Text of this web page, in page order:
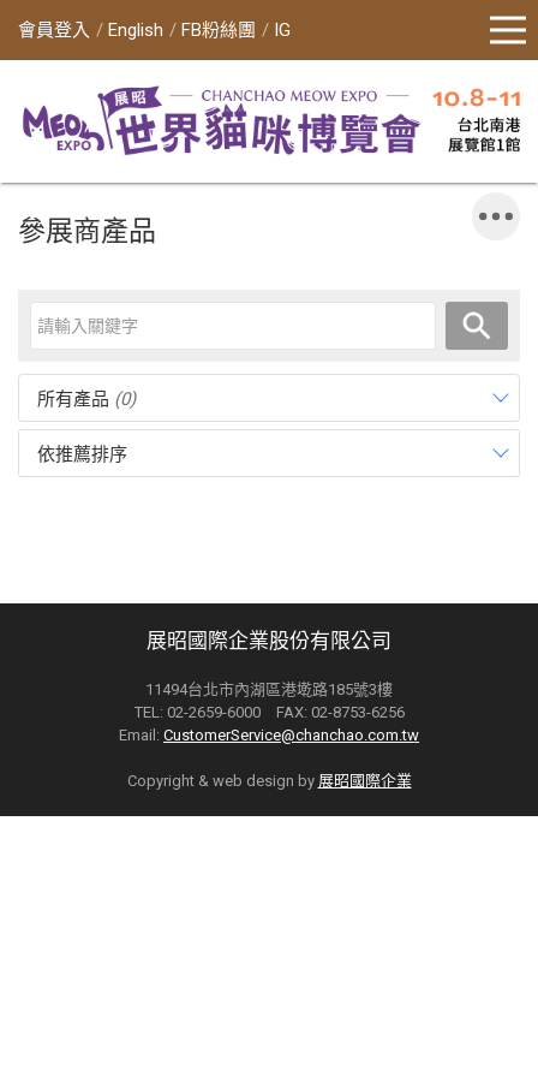
會員登入 English FB粉絲團 IG
參展商產品
所有產品 (0)
依推薦排序
展昭國際企業股份有限公司
11494台北市內湖區港墘路185號3樓
TEL: 02-2659-6000 FAX: 02-8753-6256
Email: CustomerService@chanchao.com.tw
Copyright & web design by 展昭國際企業